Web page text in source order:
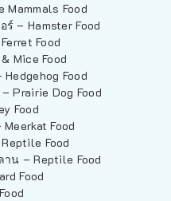
Mammals Food
– Hamster Food
Food
Mice Food
Food
Prairie Dog Food
Food
Food
Food
าน – Reptile Food
Food